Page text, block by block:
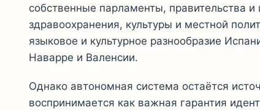
собственные парламенты, правительства
здравоохранения, культуры и местной
языковое и культурное разнообразие
Наварре и Валенсии.
Однако автономная система остаётся
воспринимается как важная гарантия